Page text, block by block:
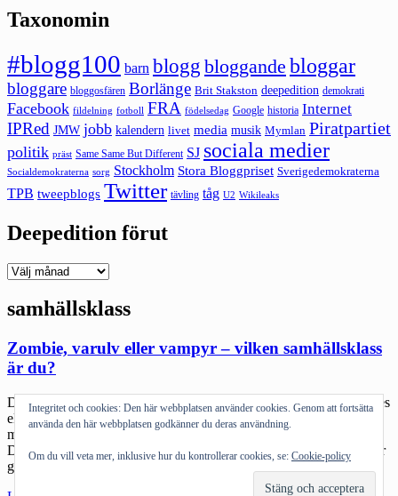
Taxonomin
#blogg100 barn blogg bloggande bloggar
bloggare bloggosfären Borlänge Brit Stakston deepedition demokrati
Facebook fildelning fotboll FRA födelsedag Google historia Internet
IPRed JMW jobb kalendern livet media musik Mymlan Piratpartiet
politik präst Same Same But Different SJ sociala medier
Socialdemokraterna sorg Stockholm Stora Bloggpriset Sverigedemokraterna
TPB tweepblogs Twitter tävling tåg U2 Wikileaks
Deepedition förut
Deepedition
samhällsklass
Zombie, varulv eller vampyr – vilken samhällsklass
är du?
Disclaimer: Jag utger mig inte för att vara vare sig expert på zombies
eller på metaforik. Det här är en text som jag skrev en sen natt i
midsommar. Bli hellre roade än upprörda över eventuella felslut.
Diskutera dem istället. Jag och sonen tittar en del på film. Det är vår
gemensamma… hobby typ. Jag […]
Integritet och cookies: Den här webbplatsen använder cookies. Genom att fortsätta
använda den här webbplatsen godkänner du deras användning.
Om du vill veta mer, inklusive hur du kontrollerar cookies, se: Cookie-policy